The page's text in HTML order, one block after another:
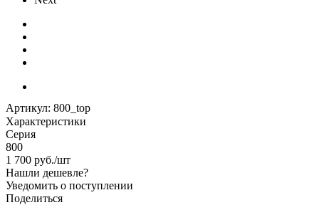
Артикул: 800_top
Характеристики
Серия
800
1 700 руб./шт
Нашли дешевле?
Уведомить о поступлении
Поделиться